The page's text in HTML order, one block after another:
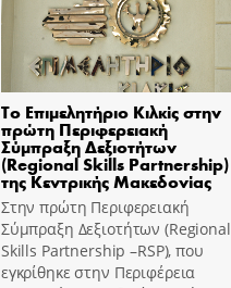
Το Επιμελητήριο Κιλκίς στην
πρώτη Περιφερειακή
Σύμπραξη Δεξιοτήτων
(Regional Skills Partnership)
της Κεντρικής Μακεδονίας
Στην πρώτη Περιφερειακή
Σύμπραξη Δεξιοτήτων (Regional
Skills Partnership –RSP), που
εγκρίθηκε στην Περιφέρεια